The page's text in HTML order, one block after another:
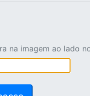
na imagem ao lado